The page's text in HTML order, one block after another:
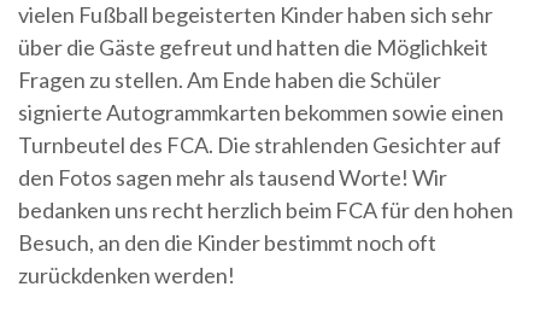
vielen Fußball begeisterten Kinder haben sich sehr
über die Gäste gefreut und hatten die Möglichkeit
Fragen zu stellen. Am Ende haben die Schüler
signierte Autogrammkarten bekommen sowie einen
Turnbeutel des FCA. Die strahlenden Gesichter auf
den Fotos sagen mehr als tausend Worte! Wir
bedanken uns recht herzlich beim FCA für den hohen
Besuch, an den die Kinder bestimmt noch oft
zurückdenken werden!